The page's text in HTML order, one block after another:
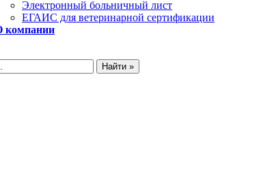
Электронный больничный лист
ЕГАИС для ветеринарной сертификации
компании